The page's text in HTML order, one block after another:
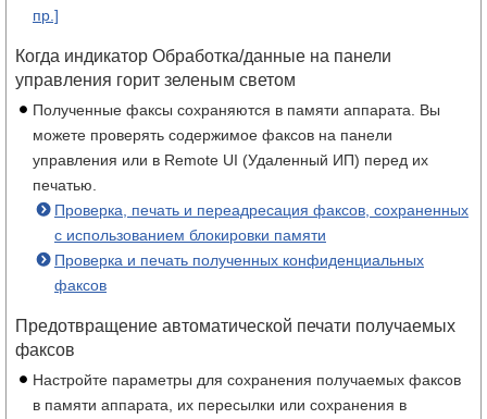
пр.]
Когда индикатор Обработка/данные на панели
управления горит зеленым светом
Полученные факсы сохраняются в памяти аппарата. Вы
можете проверять содержимое факсов на панели
управления или в Remote UI (Удаленный ИП) перед их
печатью.
Проверка, печать и переадресация факсов, сохраненных
с использованием блокировки памяти
Проверка и печать полученных конфиденциальных
факсов
Предотвращение автоматической печати получаемых
факсов
Настройте параметры для сохранения получаемых факсов
в памяти аппарата, их пересылки или сохранения в